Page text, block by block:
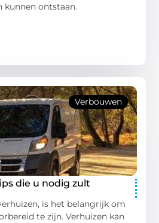
kunnen ontstaan.
Verbouwen
die u nodig zult
is het belangrijk om
te zijn. Verhuizen kan